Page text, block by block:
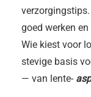
goed werken
Wie kiest voor
stevige basis
— van lente-